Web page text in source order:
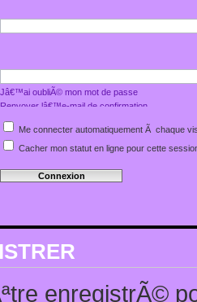
Jâ€™ai oubliÃ© mon mot de passe
Renvoyer lâ€™e-mail de confirmation
Me connecter automatiquement Ã chaque
Cacher mon statut en ligne pour cette
enregistrÃ©